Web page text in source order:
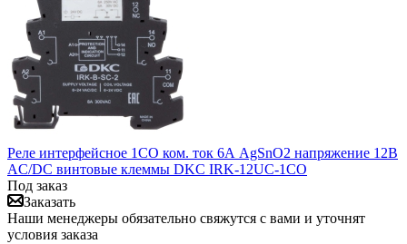
Реле интерфейсное 1CO ком. ток 6А AgSnO2 напряжение 12В
AC/DC винтовые клеммы DKC IRK-12UC-1CO
Под заказ
Заказать
Наши менеджеры обязательно свяжутся с вами и уточнят
условия заказа